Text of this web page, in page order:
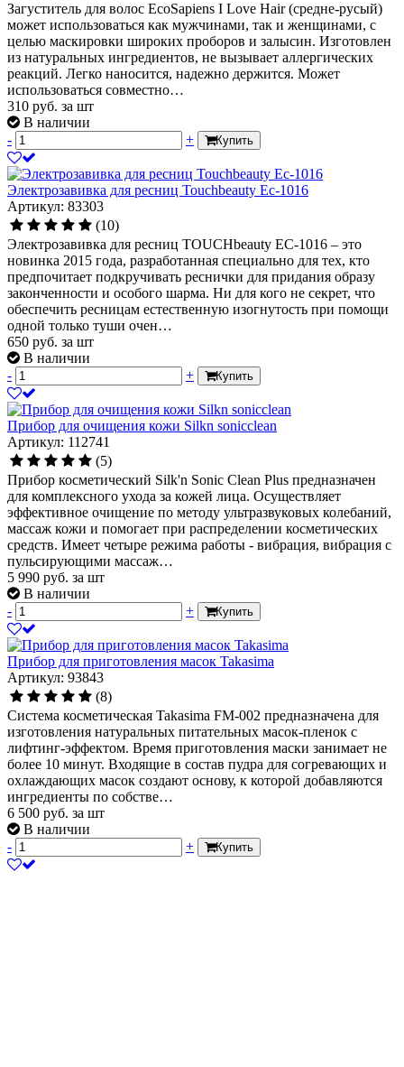
Загуститель для волос EcoSapiens I Love Hair (средне-русый)
может использоваться как мужчинами, так и женщинами, с
целью маскировки широких проборов и залысин. Изготовлен
из натуральных ингредиентов, не вызывает аллергических
реакций. Легко наносится, надежно держится. Может
использоваться совместно…
310 руб. за шт
В наличии
-
+ Купить
Электрозавивка для ресниц Touchbeauty Eс-1016
Артикул: 83303
(10)
Электрозавивка для ресниц TOUCHbeauty EC-1016 – это
новинка 2015 года, разработанная специально для тех, кто
предпочитает подкручивать реснички для придания образу
законченности и особого шарма. Ни для кого не секрет, что
обеспечить ресницам естественную изогнутость при помощи
одной только туши очен…
650 руб. за шт
В наличии
-
+ Купить
Прибор для очищения кожи Silkn sonicclean
Артикул: 112741
(5)
Прибор косметический Silk'n Sonic Clean Plus предназначен
для комплексного ухода за кожей лица. Осуществляет
эффективное очищение по методу ультразвуковых колебаний,
массаж кожи и помогает при распределении косметических
средств. Имеет четыре режима работы - вибрация, вибрация с
пульсирующими массаж…
5 990 руб. за шт
В наличии
-
+ Купить
Прибор для приготовления масок Takasima
Артикул: 93843
(8)
Система косметическая Takasima FM-002 предназначена для
изготовления натуральных питательных масок-пленок с
лифтинг-эффектом. Время приготовления маски занимает не
более 10 минут. Входящие в состав пудра для согревающих и
охлаждающих масок создают основу, к которой добавляются
ингредиенты по собстве…
6 500 руб. за шт
В наличии
-
+ Купить